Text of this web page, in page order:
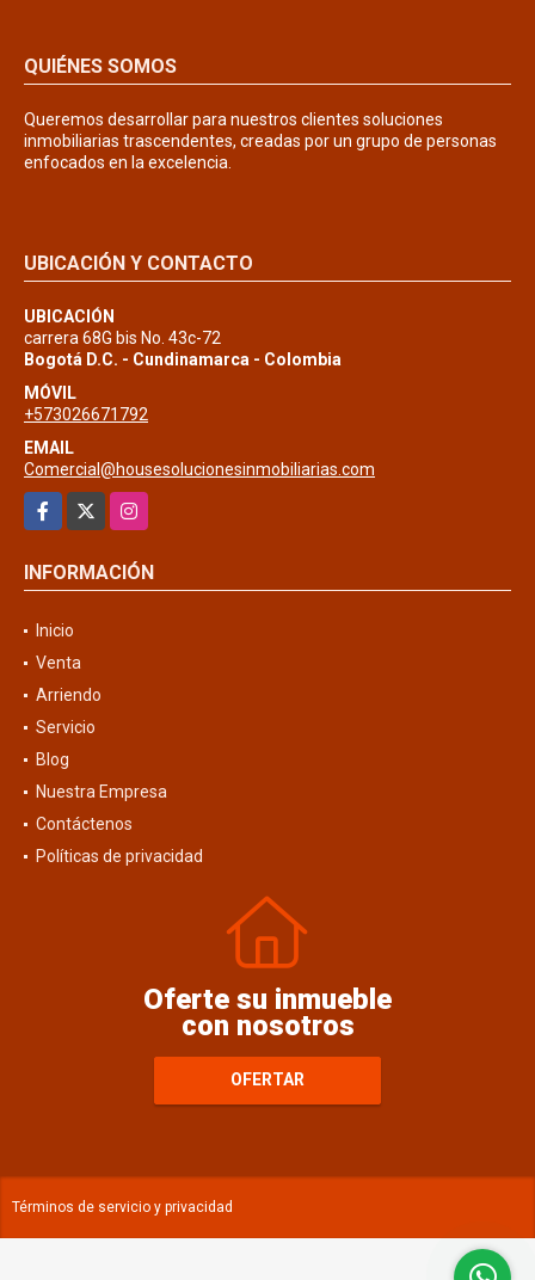
QUIÉNES SOMOS
Queremos desarrollar para nuestros clientes soluciones
inmobiliarias trascendentes, creadas por un grupo de personas
enfocados en la excelencia.
UBICACIÓN Y CONTACTO
UBICACIÓN
carrera 68G bis No. 43c-72
Bogotá D.C. - Cundinamarca - Colombia
MÓVIL
+573026671792
EMAIL
Comercial@housesolucionesinmobiliarias.com
Facebook
Instagram
INFORMACIÓN
Inicio
Venta
Arriendo
Servicio
Blog
Nuestra Empresa
Contáctenos
Políticas de privacidad
Oferte su inmueble
con nosotros
OFERTAR
Términos de servicio y privacidad